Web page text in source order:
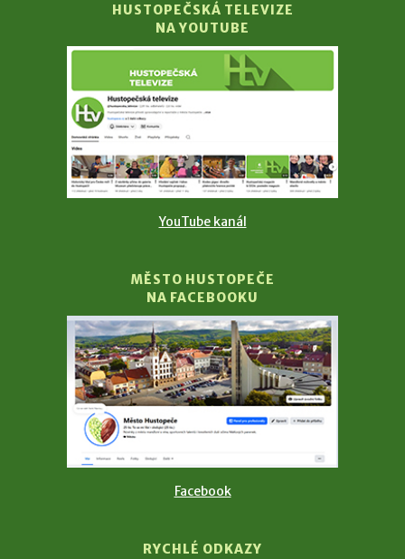
HUSTOPEČSKÁ TELEVIZE
NA YOUTUBE
YouTube kanál
MĚSTO HUSTOPEČE
NA FACEBOOKU
Facebook
RYCHLÉ ODKAZY